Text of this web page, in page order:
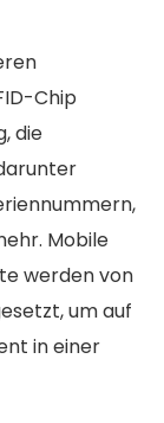
Chip
die
Mobile
werden von
um auf
in einer